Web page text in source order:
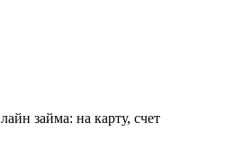
займа: на карту, счет